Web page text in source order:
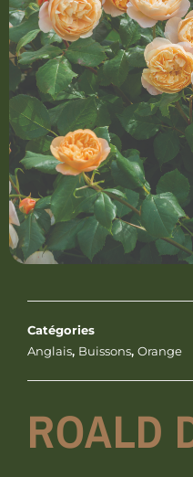
Catégories
Anglais, Buissons, Orange
ROALD